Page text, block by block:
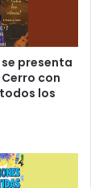
presenta
Cerro con
los